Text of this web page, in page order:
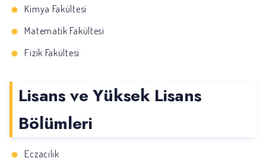
Kimya Fakültesi
Matematik Fakültesi
Fizik Fakültesi
Lisans ve Yüksek Lisans
Bölümleri
Eczacılık